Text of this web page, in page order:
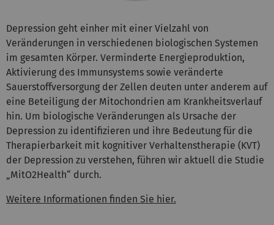
Depression geht einher mit einer Vielzahl von
Veränderungen in verschiedenen biologischen Systemen
im gesamten Körper. Verminderte Energieproduktion,
Aktivierung des Immunsystems sowie veränderte
Sauerstoffversorgung der Zellen deuten unter anderem auf
eine Beteiligung der Mitochondrien am Krankheitsverlauf
hin. Um biologische Veränderungen als Ursache der
Depression zu identifizieren und ihre Bedeutung für die
Therapierbarkeit mit kognitiver Verhaltenstherapie (KVT)
der Depression zu verstehen, führen wir aktuell die Studie
„MitO2Health“ durch.
Weitere Informationen finden Sie hier.